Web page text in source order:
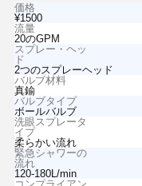
価格
¥1500
流量
20のGPM
スプレー・ヘッ
ド
2つのスプレーヘッド
バルブ材料
真鍮
バルブタイプ
ボールバルブ
洗眼スプレータ
イプ
柔らかい流れ
緊急シャワーの
流れ
120-180L/min